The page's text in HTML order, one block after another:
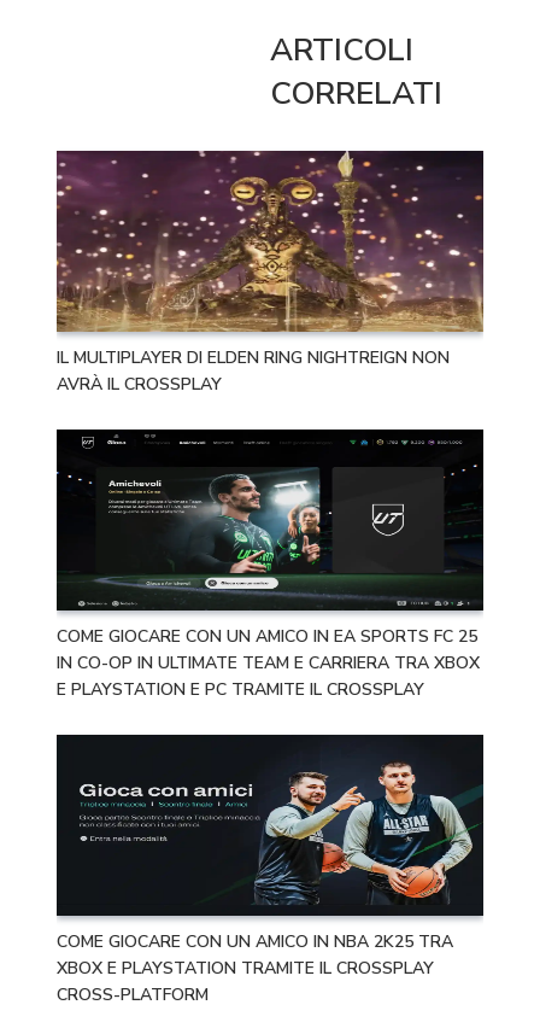
ARTICOLI
CORRELATI
IL MULTIPLAYER DI ELDEN RING NIGHTREIGN NON
AVRÀ IL CROSSPLAY
COME GIOCARE CON UN AMICO IN EA SPORTS FC 25
IN CO-OP IN ULTIMATE TEAM E CARRIERA TRA XBOX
E PLAYSTATION E PC TRAMITE IL CROSSPLAY
COME GIOCARE CON UN AMICO IN NBA 2K25 TRA
XBOX E PLAYSTATION TRAMITE IL CROSSPLAY
CROSS-PLATFORM